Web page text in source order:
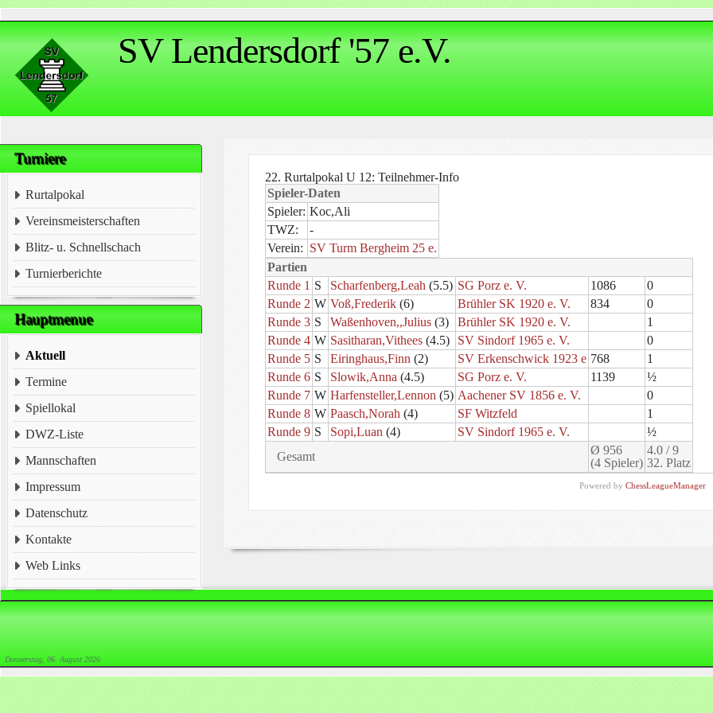
SV Lendersdorf '57 e.V.
Donnerstag, 06. August 2026
Turniere
Rurtalpokal
Vereinsmeisterschaften
Blitz- u. Schnellschach
Turnierberichte
Hauptmenue
Aktuell
Termine
Spiellokal
DWZ-Liste
Mannschaften
Impressum
Datenschutz
Kontakte
Web Links
22. Rurtalpokal U 12: Teilnehmer-Info
Spieler-Daten
Spieler: Koc,Ali
TWZ:
-
Verein: SV Turm Bergheim 25 e.
Partien
Runde 1 S Scharfenberg,Leah (5.5) SG Porz e. V. 1086
0
Runde 2 W Voß,Frederik(6) Brühler SK 1920 e. V. 834
0
Runde 3 S Waßenhoven,,Julius(3) Brühler SK 1920 e. V.
1
Runde 4 W Sasitharan,Vithees(4.5) SV Sindorf 1965 e. V.
0
Runde 5 S Eiringhaus,Finn (2) SV Erkenschwick 1923 e 768
1
Runde 6 S Slowik,Anna (4.5) SG Porz e. V. 1139
½
Runde 7 W Harfensteller,Lennon (5) Aachener SV 1856 e. V.
0
Runde 8 W Paasch,Norah (4) SF Witzfeld
1
Runde 9 S Sopi,Luan (4) SV Sindorf 1965 e. V.
½
Gesamt
Ø 956
(4 Spieler)
4.0 / 9
32. Platz
Powered by ChessLeagueManager